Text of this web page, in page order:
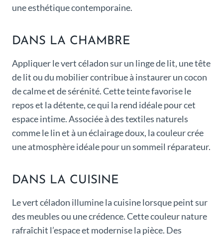
une esthétique contemporaine.
DANS LA CHAMBRE
Appliquer le vert céladon sur un linge de lit, une tête
de lit ou du mobilier contribue à instaurer un cocon
de calme et de sérénité. Cette teinte favorise le
repos et la détente, ce qui la rend idéale pour cet
espace intime. Associée à des textiles naturels
comme le lin et à un éclairage doux, la couleur crée
une atmosphère idéale pour un sommeil réparateur.
DANS LA CUISINE
Le vert céladon illumine la cuisine lorsque peint sur
des meubles ou une crédence. Cette couleur nature
rafraîchit l’espace et modernise la pièce. Des